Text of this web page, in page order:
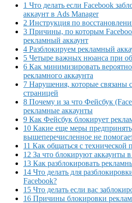
1 Что делать если Facebook
аккаунт в Ads Manager
2 Инструкция по
3 Причины, по которым
рекламный аккаунт
4 Разблокируем рекламный
5 Четыре важных нюанса при
6 Как минимизировать
рекламного аккаунта
7 Нарушения, которые связаны
страницей
8 Почему и за что Фейсбук
рекламные аккаунты
9 Как Фейсбук блокирует
10 Какие еще меры
вышеперечисленное не
11 Как общаться с технической
12 За что блокируют аккаунты
13 Как разблокировать
14 Что делать для
Facebook?
15 Что делать если вас
16 Причины блокировки